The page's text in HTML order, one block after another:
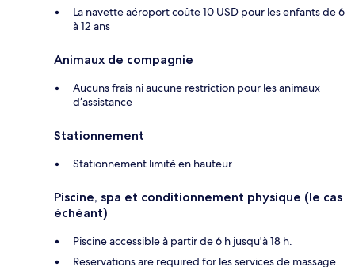
La navette aéroport coûte 10 USD pour les enfants de 6
à 12 ans
Animaux de compagnie
Aucuns frais ni aucune restriction pour les animaux
d’assistance
Stationnement
Stationnement limité en hauteur
Piscine, spa et conditionnement physique (le cas
échéant)
Piscine accessible à partir de 6 h jusqu'à 18 h.
Reservations are required for les services de massage